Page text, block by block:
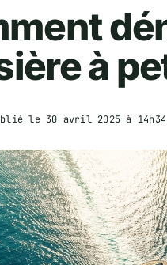
à
le 30 avril 2025 à 14h34